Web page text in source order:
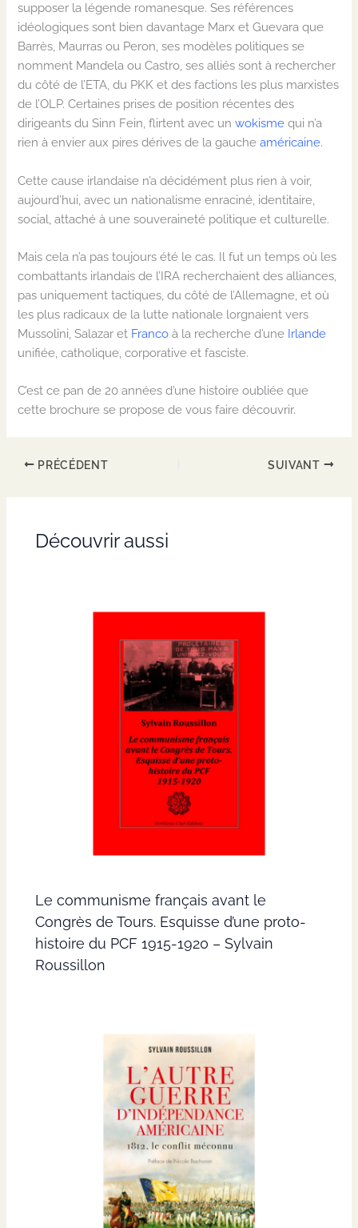
supposer la légende romanesque. Ses références
idéologiques sont bien davantage Marx et Guevara que
Barrès, Maurras ou Peron, ses modèles politiques se
nomment Mandela ou Castro, ses alliés sont à rechercher
du côté de l’ETA, du PKK et des factions les plus marxistes
de l’OLP. Certaines prises de position récentes des
dirigeants du Sinn Fein, flirtent avec unwokisme qui n’a
rien à envier aux pires dérives de la gaucheaméricaine.
Cette cause irlandaise n’a décidément plus rien à voir,
aujourd’hui, avec un nationalisme enraciné, identitaire,
social, attaché à une souveraineté politique et culturelle.
Mais cela n’a pas toujours été le cas. Il fut un temps où les
combattants irlandais de l’IRA recherchaient des alliances,
pas uniquement tactiques, du côté de l’Allemagne, et où
les plus radicaux de la lutte nationale lorgnaient vers
Mussolini, Salazar et Franco à la recherche d’une Irlande
unifiée, catholique, corporative et fasciste.
C’est ce pan de 20 années d’une histoire oubliée que
cette brochure se propose de vous faire découvrir.
PRÉCÉDENT SUIVANT
Découvrir aussi
Le communisme français avant le
Congrès de Tours. Esquisse d’une proto-
histoire du PCF 1915-1920 – Sylvain
Roussillon